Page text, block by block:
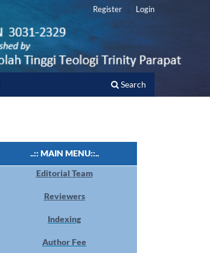
Search
Register Login
..:: MAIN MENU::..
Editorial Team
Reviewers
Indexing
Author Fee